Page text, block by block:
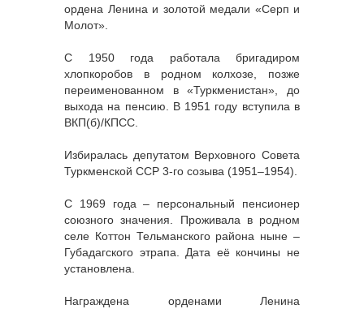
ордена Ленина и золотой медали «Серп и
Молот».
С 1950 года работала бригадиром
хлопкоробов в родном колхозе, позже
переименованном в «Туркменистан», до
выхода на пенсию. В 1951 году вступила в
ВКП(б)/КПСС.
Избиралась депутатом Верховного Совета
Туркменской ССР 3-го созыва (1951–1954).
С 1969 года – персональный пенсионер
союзного значения. Проживала в родном
селе Коттон Тельманского района ныне –
Губадагского этрапа. Дата её кончины не
установлена.
Награждена орденами Ленина